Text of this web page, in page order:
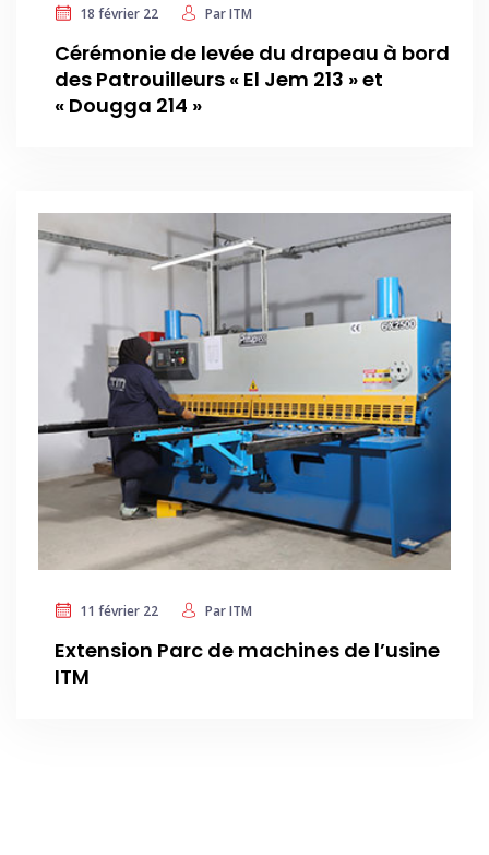
18 février 22 ParITM
Cérémonie de levée du drapeau à bord
des Patrouilleurs « El Jem 213 » et
« Dougga 214 »
11 février 22 ParITM
Extension Parc de machines de l’usine
ITM